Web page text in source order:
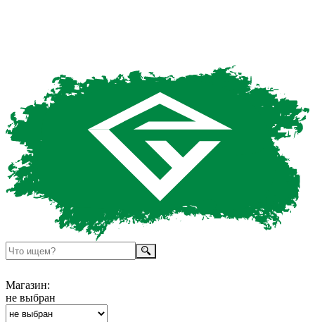
Магазин:
не выбран